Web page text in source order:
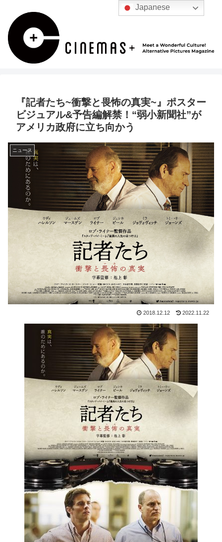
『記者たち~衝撃と畏怖の真実~』ポスター
ビジュアル&予告編解禁！“弱小新聞社”が
アメリカ政府に立ち向かう
ニュース
2018.12.12 2022.11.22
Japanese